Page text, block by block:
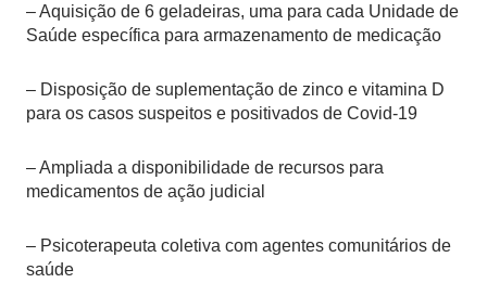
– Aquisição de 6 geladeiras, uma para cada Unidade de
Saúde específica para armazenamento de medicação
– Disposição de suplementação de zinco e vitamina D
para os casos suspeitos e positivados de Covid-19
– Ampliada a disponibilidade de recursos para
medicamentos de ação judicial
– Psicoterapeuta coletiva com agentes comunitários de
saúde